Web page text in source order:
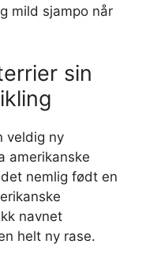
mild sjampo når
sin
veldig ny
amerikanske
nemlig født en
navnet
helt ny rase.